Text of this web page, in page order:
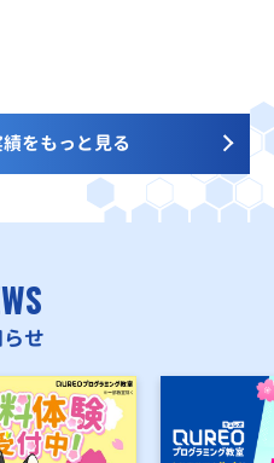
をもっと見る
せ